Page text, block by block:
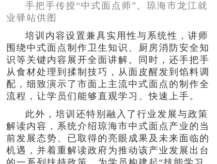
手把手传授“中式面点师”。琼海市龙江就
业驿站供图
培训内容设置兼具实用性与系统性，讲师
围绕中式面点制作卫生知识、厨房消防安全知
识等关键内容展开全面讲解。同时，还手把手
从食材处理到揉制技巧，从面皮醒发到馅料调
配，细致演示了市面上主流中式面点的制作全
流程，让学员们能够直观学习、快速上手。
此外，培训还特别融入了行业发展与政策
解读内容，系统介绍琼海市中式面点产业的当
前发展态势、已取得的亮眼成果及未来面临的
机遇，并着重解读政府为推动该产业发展出台